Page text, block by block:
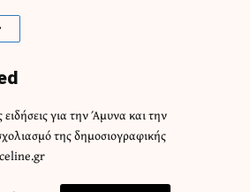
ειδήσεις για την Άμυνα και την
της δημοσιογραφικής